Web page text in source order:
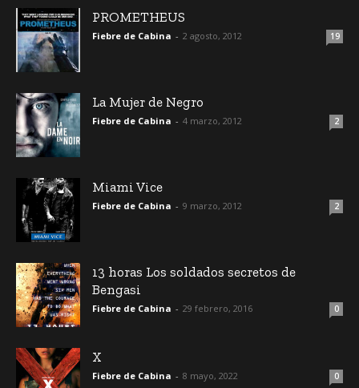
PROMETHEUS
Fiebre de Cabina - 2 agosto, 2012 19
La Mujer de Negro
Fiebre de Cabina - 4 marzo, 2012 2
Miami Vice
Fiebre de Cabina - 9 marzo, 2012 2
13 horas Los soldados secretos de
Bengasi
Fiebre de Cabina - 29 febrero, 2016 0
X
Fiebre de Cabina - 8 mayo, 2022 0